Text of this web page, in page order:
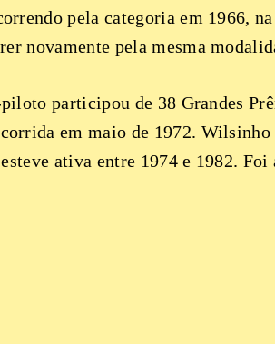
pela categoria em 1966,
novamente pela mesma
participou de 38 Grandes
em maio de 1972.
ativa entre 1974 e 1982.